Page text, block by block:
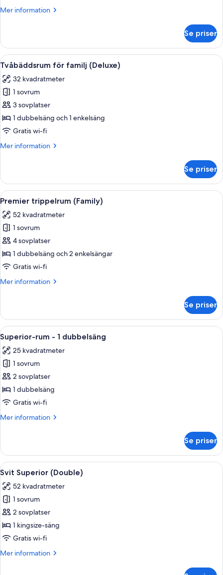
Mer information
Mer
-
dubbelsäng
Se priser
Öppna
alla
foton
för
Tvåbäddsrum
för
familj
Ett hotellrum med två sängar, ett
6
Tvåbäddsrum för familj (Deluxe)
32 kvadratmeter
1 sovrum
3 sovplatser
1 dubbelsäng och 1 enkelsäng
Gratis wi-fi
Mer information
Mer
för
familj
(Deluxe)
Se priser
Öppna
alla
foton
för
Premier
trippelrum
(Family)
Ett hotellrum med en stor säng,
7
Premier trippelrum (Family)
52 kvadratmeter
1 sovrum
4 sovplatser
1 dubbelsäng och 2 enkelsängar
Gratis wi-fi
Mer information
Mer
trippelrum
(Family)
Se priser
Öppna
alla
foton
för
Superior-
rum
-
dubbelsäng
Ett hotellrum med en stor säng, ett
8
Superior-rum - 1 dubbelsäng
25 kvadratmeter
1 sovrum
2 sovplatser
1 dubbelsäng
Gratis wi-fi
Mer information
Mer
rum
1
dubbelsäng
Se priser
Öppna
alla
foton
för
Svit
Superior
(Double)
Ett hotellrum med en stor säng, ett
7
Svit Superior (Double)
52 kvadratmeter
1 sovrum
2 sovplatser
1 kingsize-säng
Gratis wi-fi
Mer information
Mer